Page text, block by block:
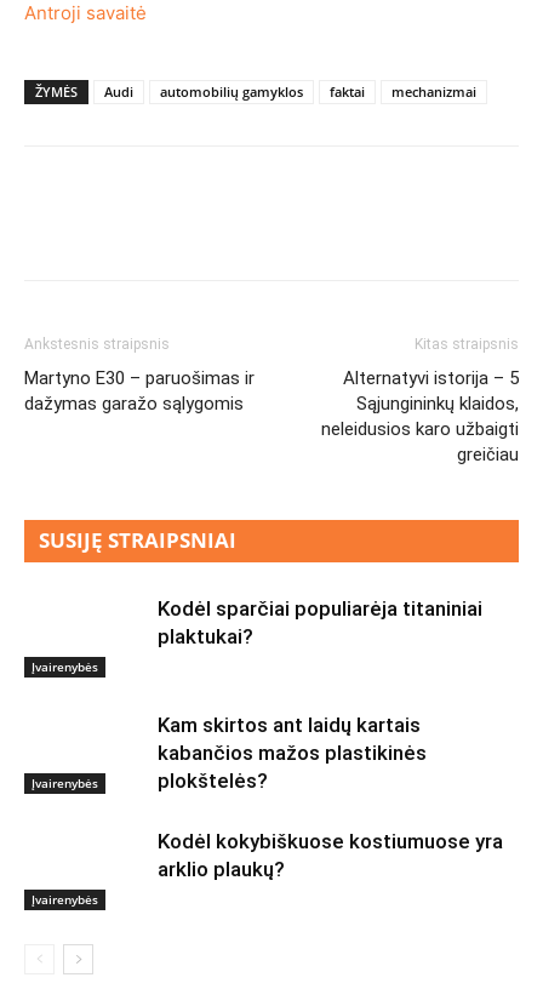
Antroji savaitė
ŽYMĖS Audi automobilių gamyklos faktai mechanizmai
Ankstesnis straipsnis
Martyno E30 – paruošimas ir
dažymas garažo sąlygomis
Kitas straipsnis
Alternatyvi istorija – 5
Sąjungininkų klaidos,
neleidusios karo užbaigti
greičiau
SUSIJĘ STRAIPSNIAI
Įvairenybės
Kodėl sparčiai populiarėja titaniniai
plaktukai?
Įvairenybės
Kam skirtos ant laidų kartais
kabančios mažos plastikinės
plokštelės?
Įvairenybės
Kodėl kokybiškuose kostiumuose yra
arklio plaukų?